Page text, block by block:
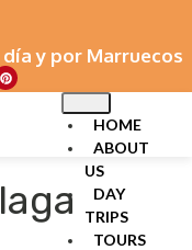
y por Marruecos
HOME
ABOUT
US
DAY
TRIPS
TOURS